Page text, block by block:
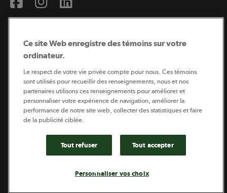
Coopérateur est publié par Sollio Groupe Coopératif.
Il est l’outil d’information de la coopération agricole
québécoise.
Ce site Web enregistre des témoins sur votre
ordinateur.
Le respect de votre vie privée compte pour nous. Ces témoins
sont utilisés pour recueillir des renseignements, nous et nos
partenaires utilisons ces renseignements pour améliorer et
personnaliser votre expérience de navigation, améliorer la
performance de notre site web, collecter des statistiques et faire
de la publicité ciblée.
Tout refuser Tout accepter
Personnaliser vos choix